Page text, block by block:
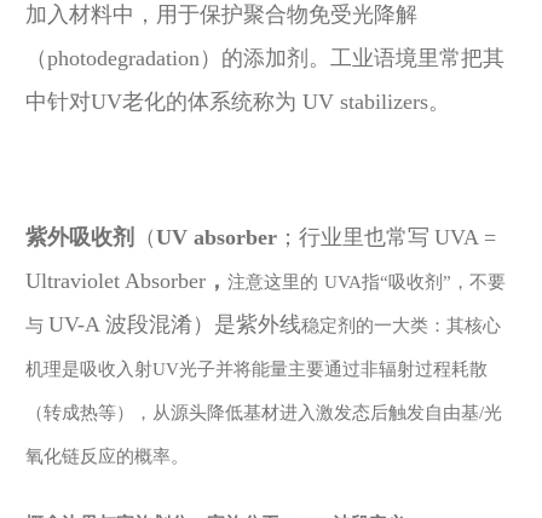
加入材料中，用于保护聚合物免受光降解
（photodegradation）的添加剂。工业语境里常把其
中针对UV老化的体系统称为 UV stabilizers。
紫外吸收剂 （UV absorber ；行业里也常写 UVA =
Ultraviolet Absorber ，注意这里的 UVA指“吸收剂”，不要
与 UV-A 波段混淆）是紫外线稳定剂的一大类：其核心
机理是吸收入射UV光子并将能量主要通过非辐射过程耗散
（转成热等），从源头降低基材进入激发态后触发自由基/光
氧化链反应的概率。